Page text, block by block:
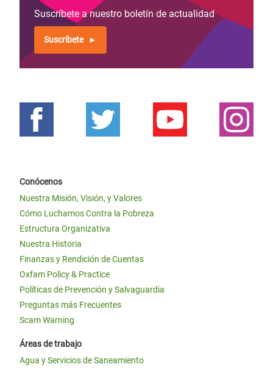
Suscríbete a nuestro boletín de actualidad
Suscríbete
Conócenos
Nuestra Misión, Visión, y Valores
Cómo Luchamos Contra la Pobreza
Estructura Organizativa
Nuestra Historia
Finanzas y Rendición de Cuentas
Oxfam Policy & Practice
Políticas de Prevención y Salvaguardia
Preguntas más Frecuentes
Scam Warning
Áreas de trabajo
Agua y Servicios de Saneamiento